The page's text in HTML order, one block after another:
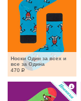
Носки Один за всех и
все за Одина
470 Р